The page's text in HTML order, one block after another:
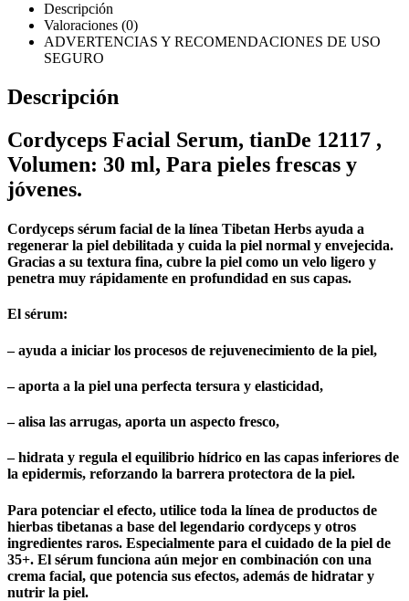
Descripción
Valoraciones (0)
ADVERTENCIAS Y RECOMENDACIONES DE USO
SEGURO
Descripción
Cordyceps Facial Serum, tianDe 12117 ,
Volumen: 30 ml, Para pieles frescas y
jóvenes.
Cordyceps sérum facial de la línea Tibetan Herbs ayuda a
regenerar la piel debilitada y cuida la piel normal y envejecida.
Gracias a su textura fina, cubre la piel como un velo ligero y
penetra muy rápidamente en profundidad en sus capas.
El sérum:
– ayuda a iniciar los procesos de rejuvenecimiento de la piel,
– aporta a la piel una perfecta tersura y elasticidad,
– alisa las arrugas, aporta un aspecto fresco,
– hidrata y regula el equilibrio hídrico en las capas inferiores de
la epidermis, reforzando la barrera protectora de la piel.
Para potenciar el efecto, utilice toda la línea de productos de
hierbas tibetanas a base del legendario cordyceps y otros
ingredientes raros. Especialmente para el cuidado de la piel de
35+. El sérum funciona aún mejor en combinación con una
crema facial, que potencia sus efectos, además de hidratar y
nutrir la piel.